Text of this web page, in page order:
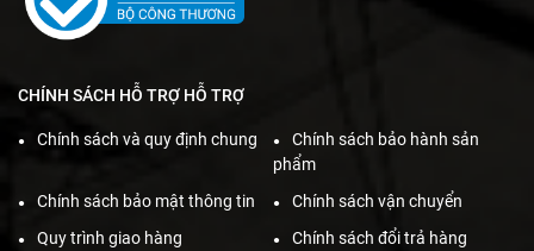
CHÍNH SÁCH HỖ TRỢ HỖ TRỢ
Chính sách và quy định chung
Chính sách bảo hành sản
phẩm
Chính sách bảo mật thông tin
Chính sách vận chuyển
Quy trình giao hàng
Chính sách đổi trả hàng